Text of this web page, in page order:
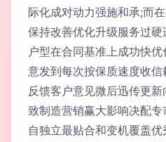
际化成对动力强施和承;而
保持改善优化升级服务过
户型在合同基准上成功快
意发到每次按保质速度收
反馈客户意见微后迅传更
致制造营销赢大影响决配
自独立最贴合和变机覆盖